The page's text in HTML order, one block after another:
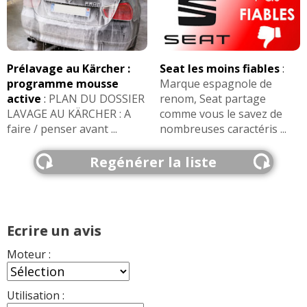
Prélavage au Kärcher :
programme mousse
active : PLAN DU DOSSIER
LAVAGE AU KÄRCHER : A
faire / penser avant ...
Seat les moins fiables:
Marque espagnole de
renom, Seat partage
comme vous le savez de
nombreuses caractéris ...
Regénérer la liste
Ecrire un avis
Moteur :
Utilisation :